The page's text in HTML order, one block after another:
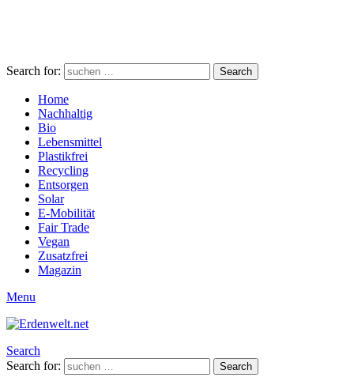
Search for: Search
Home
Nachhaltig
Bio
Lebensmittel
Plastikfrei
Recycling
Entsorgen
Solar
E-Mobilität
Fair Trade
Vegan
Zusatzfrei
Magazin
Menu
Search
Search for:
Search